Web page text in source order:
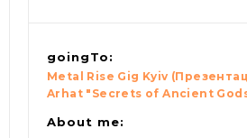
goingTo:
Metal Rise Gig Kyiv
Arhat "Secrets of Ancient
About me: